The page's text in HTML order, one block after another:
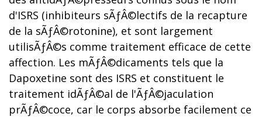
d'ISRS (inhibiteurs sÃƒÂ©lectifs de la recapture
de la sÃƒÂ©rotonine), et sont largement
utilisÃƒÂ©s comme traitement efficace de cette
affection. Les mÃƒÂ©dicaments tels que la
Dapoxetine sont des ISRS et constituent le
traitement idÃƒÂ©al de l'ÃƒÂ©jaculation
prÃƒÂ©coce, car le corps absorbe facilement ce